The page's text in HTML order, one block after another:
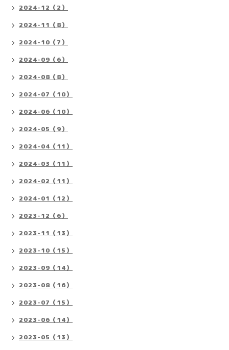
2024-12（2）
2024-11（8）
2024-10（7）
2024-09（6）
2024-08（8）
2024-07（10）
2024-06（10）
2024-05（9）
2024-04（11）
2024-03（11）
2024-02（11）
2024-01（12）
2023-12（6）
2023-11（13）
2023-10（15）
2023-09（14）
2023-08（16）
2023-07（15）
2023-06（14）
2023-05（13）